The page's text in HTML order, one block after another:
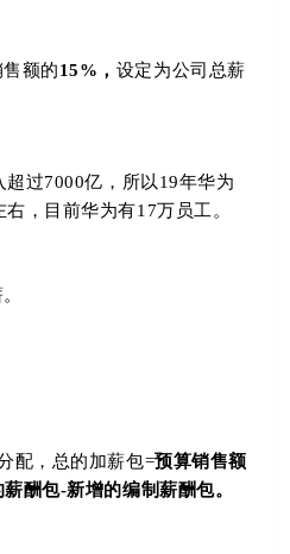
额的15%， 设定为公司总薪
过7000亿，所以19年华为
，目前华为有17万员工。
配， 总的加薪包=预算销售额
酬包-新增的编制薪酬包。